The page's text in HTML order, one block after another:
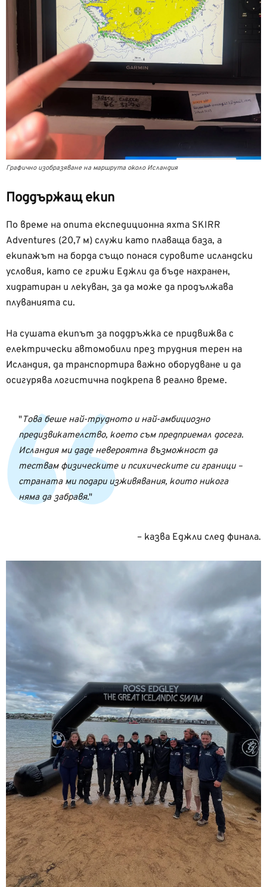
Графично изобразяване на маршрута около Исландия
Поддържащ екип
По време на опита експедиционна яхта SKIRR
Adventures (20,7 м) служи като плаваща база, а
екипажът на борда също понася суровите исландски
условия, като се грижи Еджли да бъде нахранен,
хидратиран и лекуван, за да може да продължава
плуванията си.
На сушата екипът за поддръжка се придвижва с
електрически автомобили през трудния терен на
Исландия, да транспортира важно оборудване и да
осигурява логистична подкрепа в реално време.
Това беше най-трудното и най-амбициозно
предизвикателство, което съм предприемал досега.
Исландия ми даде невероятна възможност да
тествам физическите и психическите си граници –
страната ми подари изживявания, които никога
няма да забравя.
– казва Еджли след финала.